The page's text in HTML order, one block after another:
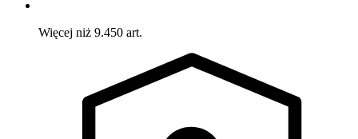
Więcej niż 9.450 art.